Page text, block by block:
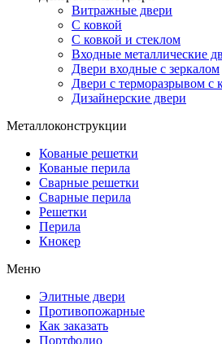
Витражные двери
С ковкой
С ковкой и стеклом
Входные металлические
Двери входные с зеркалом
Двери с терморазрывом с
Дизайнерские двери
Металлоконструкции
Кованые решетки
Кованые перила
Сварные решетки
Сварные перила
Решетки
Перила
Кнокер
Меню
Элитные двери
Противопожарные
Как заказать
Портфолио